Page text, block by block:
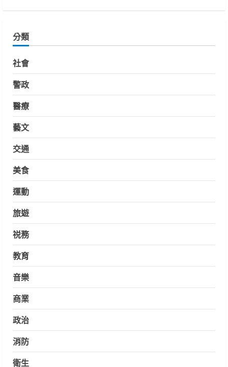
分類
社會
警政
醫療
藝文
交通
美食
運動
旅遊
祱務
教育
音樂
商業
政治
消防
衛生